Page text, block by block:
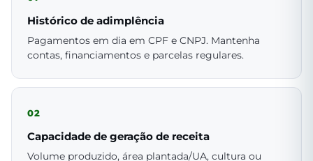
Histórico de adimplência
Pagamentos em dia em CPF e CNPJ. Mantenha
contas, financiamentos e parcelas regulares.
02
Capacidade de geração de receita
Volume produzido, área plantada/UA, cultura ou